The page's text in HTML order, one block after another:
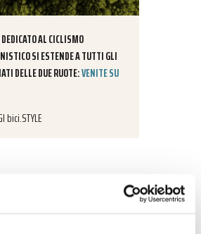
AL CICLISMO
SI ESTENDE A TUTTI GLI
DELLE DUE RUOTE:VENITE SU
bici.STYLE